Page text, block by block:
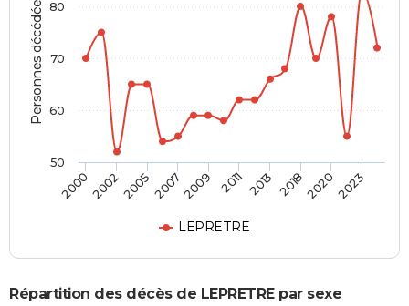
Personnes décédées
LEPRETRE
20002002200520072009 2011 2013 201820202023
50
60
70
80
Répartition des décès de LEPRETRE par sexe